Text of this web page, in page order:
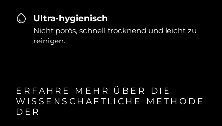
Ultra-hygienisch
Nicht porös, schnell trocknend und leicht zu
reinigen.
ERFAHRE MEHR ÜBER DIE
WISSENSCHAFTLICHE METHODE
DER